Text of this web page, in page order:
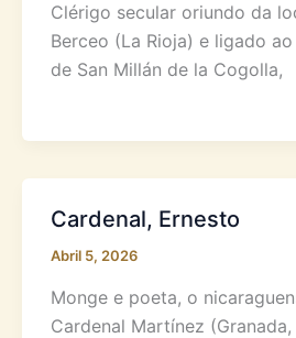
Clérigo secular oriundo da
Berceo (La Rioja) e ligado
de San Millán de la Cogolla,
Cardenal, Ernesto
Abril 5, 2026
Monge e poeta, o
Cardenal Martínez